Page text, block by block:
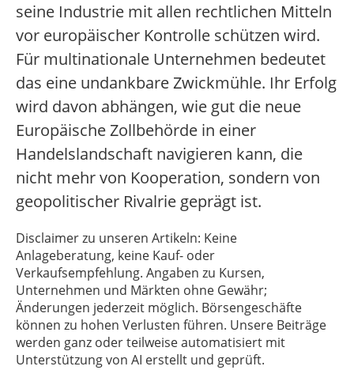
seine Industrie mit allen rechtlichen Mitteln
vor europäischer Kontrolle schützen wird.
Für multinationale Unternehmen bedeutet
das eine undankbare Zwickmühle. Ihr Erfolg
wird davon abhängen, wie gut die neue
Europäische Zollbehörde in einer
Handelslandschaft navigieren kann, die
nicht mehr von Kooperation, sondern von
geopolitischer Rivalrie geprägt ist.
Disclaimer zu unseren Artikeln: Keine
Anlageberatung, keine Kauf- oder
Verkaufsempfehlung. Angaben zu Kursen,
Unternehmen und Märkten ohne Gewähr;
Änderungen jederzeit möglich. Börsengeschäfte
können zu hohen Verlusten führen. Unsere Beiträge
werden ganz oder teilweise automatisiert mit
Unterstützung von AI erstellt und geprüft.